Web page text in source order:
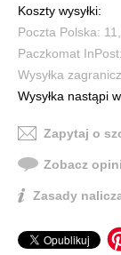
Koszty wysyłki:
Poczta Polska:
Paczkomat
Wysyłka
Wysyłka nastąpi
Zapytaj o
Zobacz
Zasady